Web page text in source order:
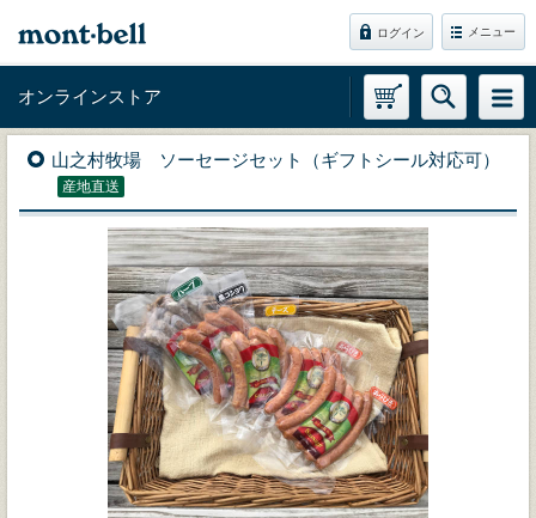
ログイン メニュー
オンラインストア
山之村牧場 ソーセージセット（ギフトシール対応可）
産地直送